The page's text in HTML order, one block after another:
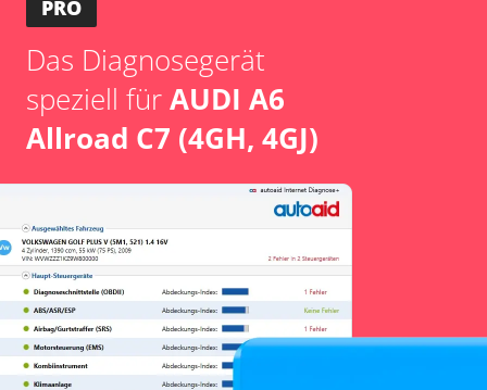
PRO
Das Diagnosegerät
speziell fürAUDI A6
Allroad C7 (4GH, 4GJ)